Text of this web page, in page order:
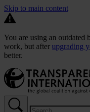
Skip to main content
You are using an outdated
work, but after upgrading
better.